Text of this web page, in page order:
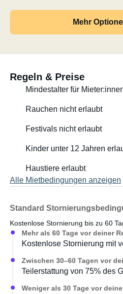
Mehr
Regeln & Preise
Mindestalter für
Rauchen nicht erlaubt
Festivals nicht erlaubt
Kinder unter 12 Jahren
Haustiere erlaubt
Alle Mietbedingungen anzeigen
Standard
Kostenlose Stornierung bis zu 60
Mehr als 60 Tage vor deiner
Kostenlose Stornierung mit
Zwischen 30–60 Tagen vor
Teilerstattung von 75% des
Weniger als 30 Tage vor